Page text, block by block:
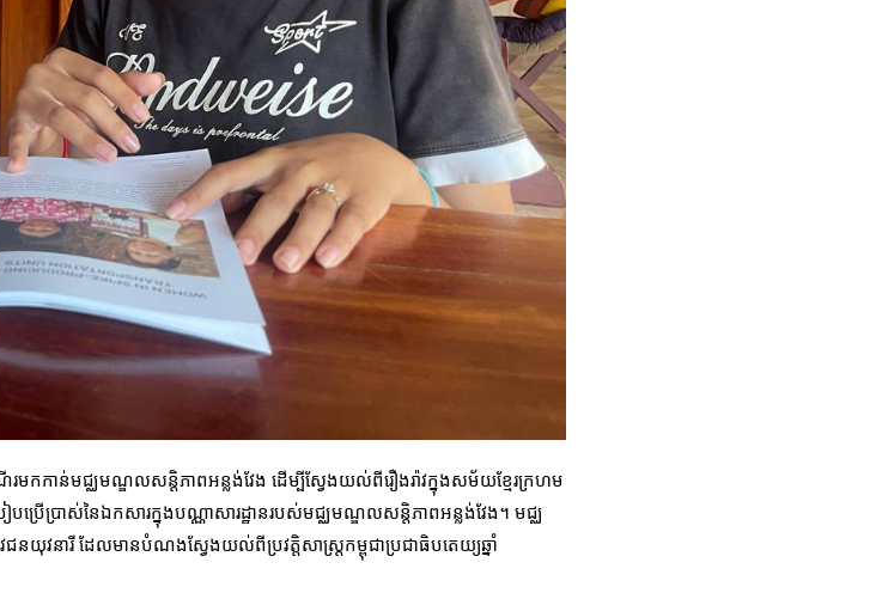
កកាន់មជ្ឈមណ្ឌលសន្ដិភាពអន្លង់វែង ដើម្បីស្វែងយល់ពីរឿងរ៉ាវក្នុងសម័យខ្មែរក្រហម
បប្រើប្រាស់នៃឯកសារក្នុងបណ្ណាសារដ្ឋានរបស់មជ្ឈមណ្ឌលសន្តិភាពអន្លង់វែង។ មជ្ឈ
វនារី ដែលមានបំណងស្វែងយល់ពីប្រវត្តិសាស្រ្តកម្ពុជាប្រជាធិបតេយ្យឆ្នាំ